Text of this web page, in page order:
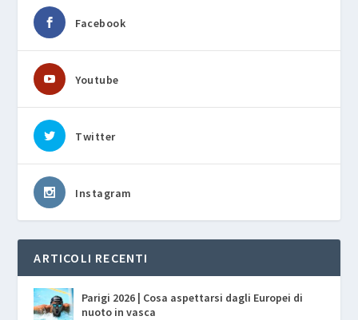
Facebook
Youtube
Twitter
Instagram
ARTICOLI RECENTI
Parigi 2026 | Cosa aspettarsi dagli Europei di
nuoto in vasca